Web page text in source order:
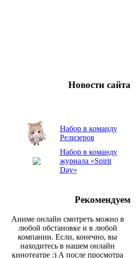
Новости сайта
Набор в команду
Релизеров
Набор в команду
журнала «Spirit
Day»
Рекомендуем
Аниме онлайн смотреть можно в
любой обстановке и в любой
компании. Если, конечно, вы
находитесь в нашем онлайн
кинотеатре :) А после просмотра